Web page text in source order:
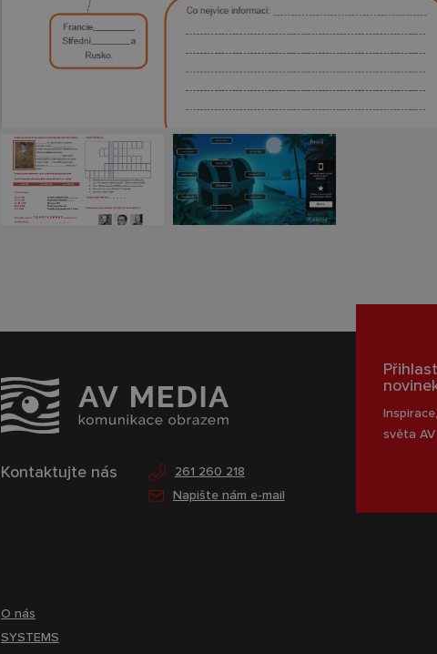
Kontaktujte nás
261 260 218
Napište nám e-mail
světa
O nás
SYSTEMS